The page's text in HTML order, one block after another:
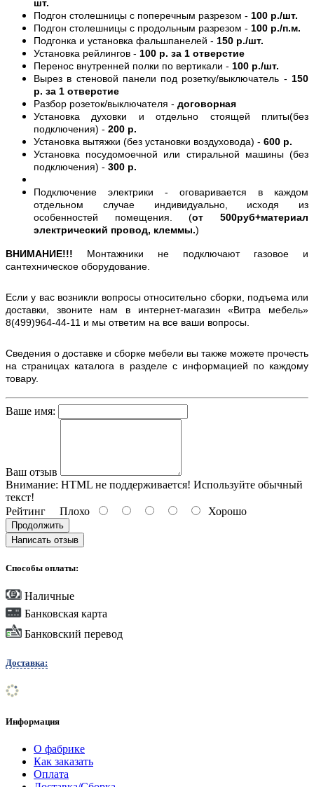
шт.
Подгон столешницы с поперечным разрезом - 100 р./шт.
Подгон столешницы с продольным разрезом - 100 р./п.м.
Подгонка и установка фальшпанелей - 150 р./шт.
Установка рейлингов - 100 р. за 1 отверстие
Перенос внутренней полки по вертикали - 100 р./шт.
Вырез в стеновой панели под розетку/выключатель - 150
р. за 1 отверстие
Разбор розеток/выключателя - договорная
Установка духовки и отдельно стоящей плиты(без
подключения) - 200 р.
Установка вытяжки (без установки воздуховода) - 600 р.
Установка посудомоечной или стиральной машины (без
подключения) - 300 р.
Подключение электрики - оговаривается в каждом
отдельном случае индивидуально, исходя из
особенностей помещения. (от 500руб+материал
электрический провод, клеммы.)
ВНИМАНИЕ!!! Монтажники не подключают газовое и
сантехническое оборудование.
Если у вас возникли вопросы относительно сборки, подъема или
доставки, звоните нам в интернет-магазин «Витра мебель»
8(499)964-44-11 и мы ответим на все ваши вопросы.
Сведения о доставке и сборке мебели вы также можете прочесть
на страницах каталога в разделе с информацией по каждому
товару.
Ваше имя:
Ваш отзыв
Внимание: HTML не поддерживается! Используйте обычный
текст!
Рейтинг Плохо Хорошо
Продолжить
Написать отзыв
Способы оплаты:
Наличные
Банковская карта
Банковский перевод
Доставка:
Информация
О фабрике
Как заказать
Оплата